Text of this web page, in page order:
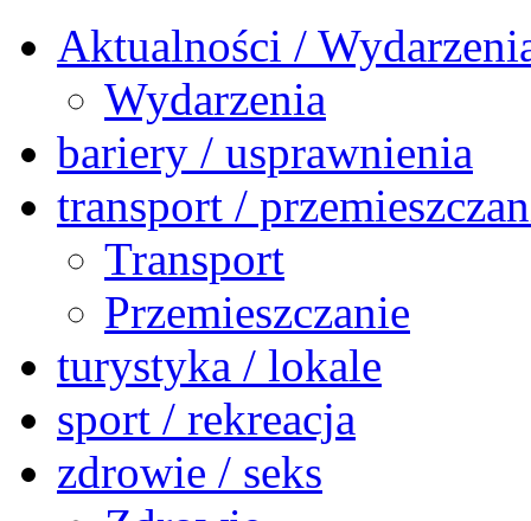
Aktualności /
Wydarzenia
bariery / usprawnienia
transport /
Transport
Przemieszczanie
turystyka / lokale
sport / rekreacja
zdrowie / seks